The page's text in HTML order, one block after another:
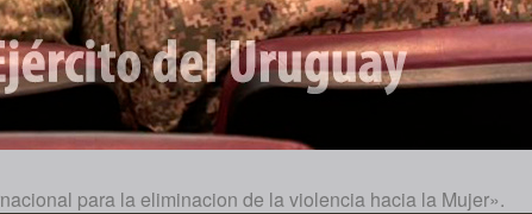
para la eliminacion de la violencia hacia la Mujer».